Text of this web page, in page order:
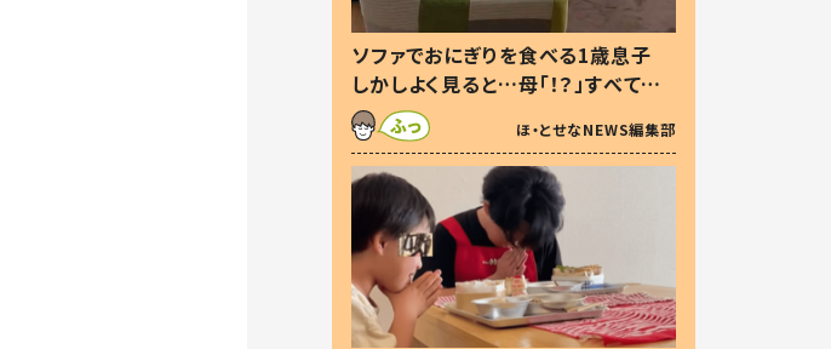
ソファでおにぎりを食べる1歳息子
しかしよく見ると…母「！？」すべてを
察した母の投稿に「可愛いから許
す！」「現行犯〜」
ほ・とせなNEWS編集部